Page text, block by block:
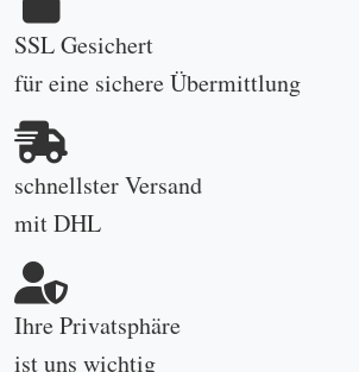
SSL Gesichert
für eine sichere Übermittlung
schnellster Versand
mit DHL
Ihre Privatsphäre
ist uns wichtig